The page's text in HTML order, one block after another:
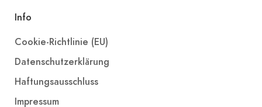
Info
Cookie-Richtlinie (EU)
Datenschutzerklärung
Haftungsausschluss
Impressum